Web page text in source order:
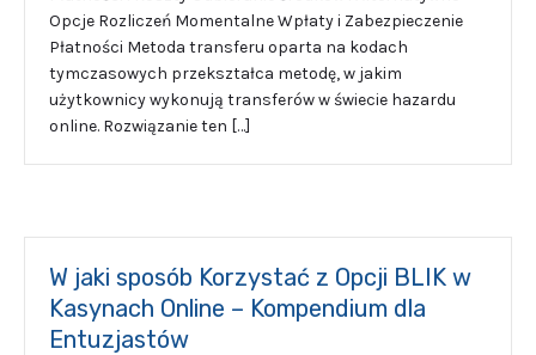
Opcje Rozliczeń Momentalne Wpłaty i Zabezpieczenie
Płatności Metoda transferu oparta na kodach
tymczasowych przekształca metodę, w jakim
użytkownicy wykonują transferów w świecie hazardu
online. Rozwiązanie ten […]
W jaki sposób Korzystać z Opcji BLIK w
Kasynach Online – Kompendium dla
Entuzjastów